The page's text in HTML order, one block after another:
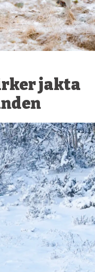
jakta